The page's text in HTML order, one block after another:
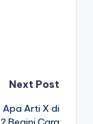
Next Post
Apa Arti X di